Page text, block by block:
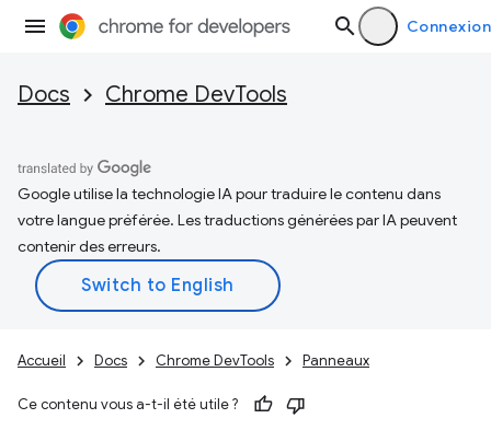
Connexion
Docs Chrome DevTools
Google utilise la technologie IA pour traduire le contenu dans
votre langue préférée. Les traductions générées par IA peuvent
contenir des erreurs.
Accueil Docs Chrome DevTools Panneaux
Ce contenu vous a-t-il été utile ?